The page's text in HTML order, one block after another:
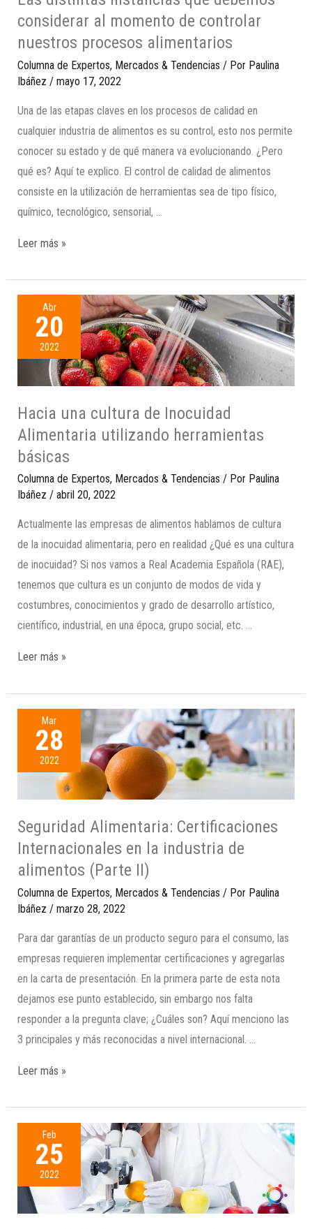
considerar al momento de controlar
nuestros procesos alimentarios
Columna de Expertos, Mercados & Tendencias / Por Paulina
Ibáñez / mayo 17, 2022
Una de las etapas claves en los procesos de calidad en
cualquier industria de alimentos es su control, esto nos permite
conocer su estado y de qué manera va evolucionando. ¿Pero
qué es? Aquí te explico. El control de calidad de alimentos
consiste en la utilización de herramientas sea de tipo físico,
químico, tecnológico, sensorial, …
Leer más »
Abr
20
2022
Hacia una cultura de Inocuidad
Alimentaria utilizando herramientas
básicas
Columna de Expertos, Mercados & Tendencias / Por Paulina
Ibáñez / abril 20, 2022
Actualmente las empresas de alimentos hablamos de cultura
de la inocuidad alimentaria, pero en realidad ¿Qué es una cultura
de inocuidad? Si nos vamos a Real Academia Española (RAE),
tenemos que cultura es un conjunto de modos de vida y
costumbres, conocimientos y grado de desarrollo artístico,
científico, industrial, en una época, grupo social, etc. …
Leer más »
Mar
28
2022
Seguridad Alimentaria: Certificaciones
Internacionales en la industria de
alimentos (Parte II)
Columna de Expertos, Mercados & Tendencias / Por Paulina
Ibáñez / marzo 28, 2022
Para dar garantías de un producto seguro para el consumo, las
empresas requieren implementar certificaciones y agregarlas
en la carta de presentación. En la primera parte de esta nota
dejamos ese punto establecido, sin embargo nos falta
responder a la pregunta clave; ¿Cuáles son? Aquí menciono las
3 principales y más reconocidas a nivel internacional. …
Leer más »
Feb
25
2022